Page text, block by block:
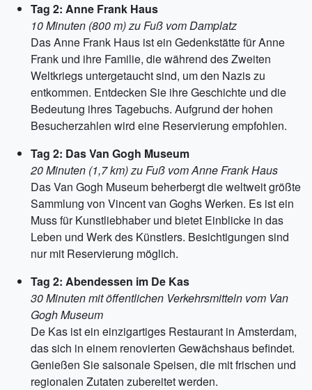
Tag 2: Anne Frank Haus
10 Minuten (800 m) zu Fuß vom Damplatz
Das Anne Frank Haus ist ein Gedenkstätte für Anne
Frank und ihre Familie, die während des Zweiten
Weltkriegs untergetaucht sind, um den Nazis zu
entkommen. Entdecken Sie ihre Geschichte und die
Bedeutung ihres Tagebuchs. Aufgrund der hohen
Besucherzahlen wird eine Reservierung empfohlen.
Tag 2: Das Van Gogh Museum
20 Minuten (1,7 km) zu Fuß vom Anne Frank Haus
Das Van Gogh Museum beherbergt die weltweit größte
Sammlung von Vincent van Goghs Werken. Es ist ein
Muss für Kunstliebhaber und bietet Einblicke in das
Leben und Werk des Künstlers. Besichtigungen sind
nur mit Reservierung möglich.
Tag 2: Abendessen im De Kas
30 Minuten mit öffentlichen Verkehrsmitteln vom Van
Gogh Museum
De Kas ist ein einzigartiges Restaurant in Amsterdam,
das sich in einem renovierten Gewächshaus befindet.
Genießen Sie saisonale Speisen, die mit frischen und
regionalen Zutaten zubereitet werden.